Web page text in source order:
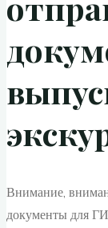
Внимание,
документы для